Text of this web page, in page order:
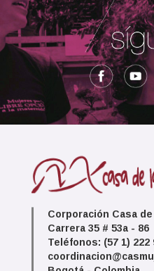
Corporación Casa
Carrera 35 # 53a - 86
Teléfonos: (57 1) 222